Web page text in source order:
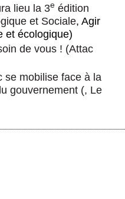
lieu la 3e édition
et Sociale, Agir
et écologique)
de vous ! (Attac
se mobilise face à la
gouvernement (, Le